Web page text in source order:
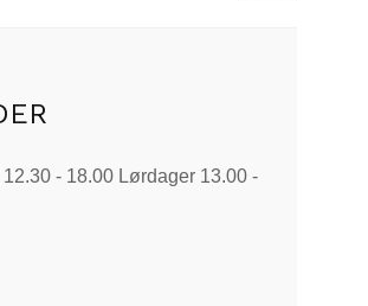
- 18.00 Lørdager 13.00 -